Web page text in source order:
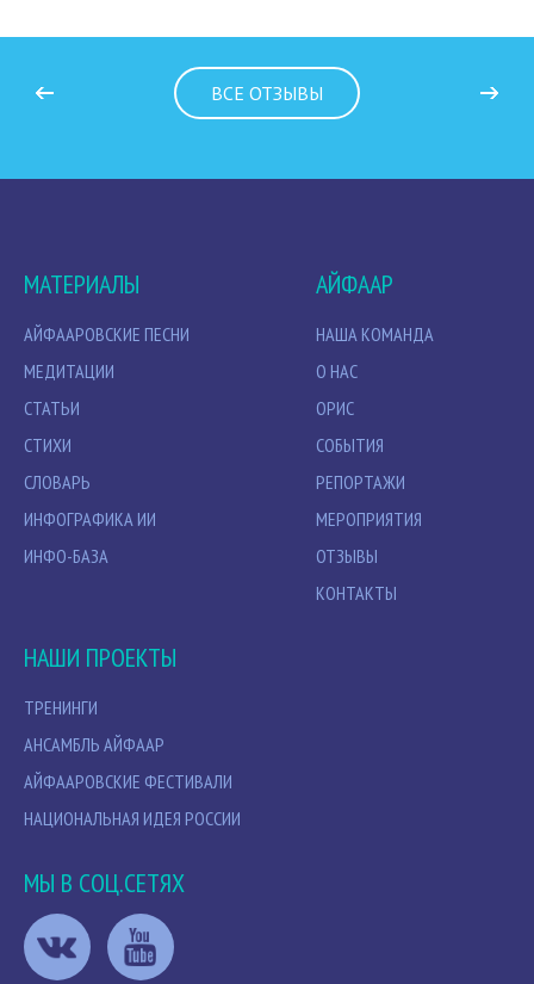
ВСЕ ОТЗЫВЫ
МАТЕРИАЛЫ
АЙФААРОВСКИЕ ПЕСНИ
МЕДИТАЦИИ
СТАТЬИ
СТИХИ
СЛОВАРЬ
ИНФОГРАФИКА ИИ
ИНФО-БАЗА
АЙФААР
НАША КОМАНДА
О НАС
ОРИС
СОБЫТИЯ
РЕПОРТАЖИ
МЕРОПРИЯТИЯ
ОТЗЫВЫ
КОНТАКТЫ
НАШИ ПРОЕКТЫ
ТРЕНИНГИ
АНСАМБЛЬ АЙФААР
АЙФААРОВСКИЕ ФЕСТИВАЛИ
НАЦИОНАЛЬНАЯ ИДЕЯ РОССИИ
МЫ В СОЦ.СЕТЯХ